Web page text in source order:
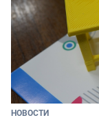
НОВОСТИ